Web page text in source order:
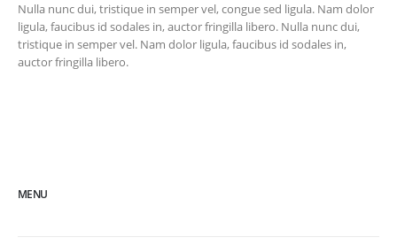
Nulla nunc dui, tristique in semper vel, congue sed ligula. Nam dolor
ligula, faucibus id sodales in, auctor fringilla libero. Nulla nunc dui,
tristique in semper vel. Nam dolor ligula, faucibus id sodales in,
auctor fringilla libero.
MENU